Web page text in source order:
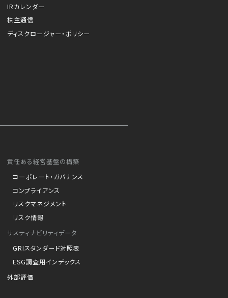
IRカレンダー
株主通信
ディスクロージャー・ポリシー
責任ある経営基盤の構築
コーポレート・ガバナンス
コンプライアンス
リスクマネジメント
リスク情報
サスティナビリティデータ
GRIスタンダード対照表
ESG調査用インデックス
外部評価